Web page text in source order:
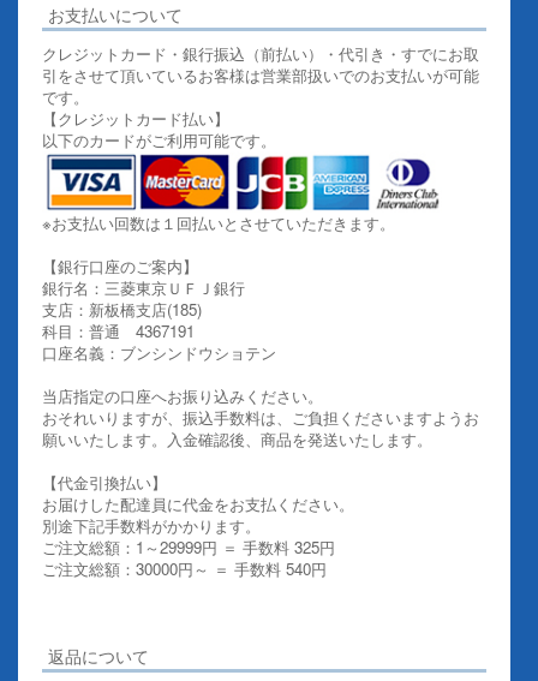
お支払いについて
クレジットカード・銀行振込（前払い）・代引き・すでにお取
引をさせて頂いているお客様は営業部扱いでのお支払いが可能
です。
【クレジットカード払い】
以下のカードがご利用可能です。
※お支払い回数は１回払いとさせていただきます。
【銀行口座のご案内】
銀行名：三菱東京ＵＦＪ銀行
支店：新板橋支店(185)
科目：普通 4367191
口座名義：ブンシンドウショテン
当店指定の口座へお振り込みください。
おそれいりますが、振込手数料は、ご負担くださいますようお
願いいたします。入金確認後、商品を発送いたします。
【代金引換払い】
お届けした配達員に代金をお支払ください。
別途下記手数料がかかります。
ご注文総額：1～29999円 ＝ 手数料 325円
ご注文総額：30000円～ ＝ 手数料 540円
返品について